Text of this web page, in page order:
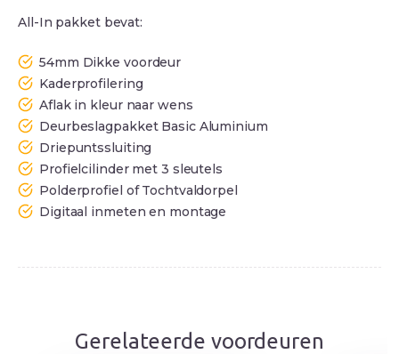
All-In pakket bevat:
54mm Dikke voordeur
Kaderprofilering
Aflak in kleur naar wens
Deurbeslagpakket Basic Aluminium
Driepuntssluiting
Profielcilinder met 3 sleutels
Polderprofiel of Tochtvaldorpel
Digitaal inmeten en montage
Gerelateerde voordeuren